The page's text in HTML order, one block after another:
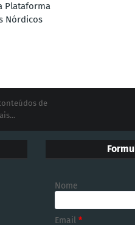
Plataforma
Nórdicos
de
Nome
Email *